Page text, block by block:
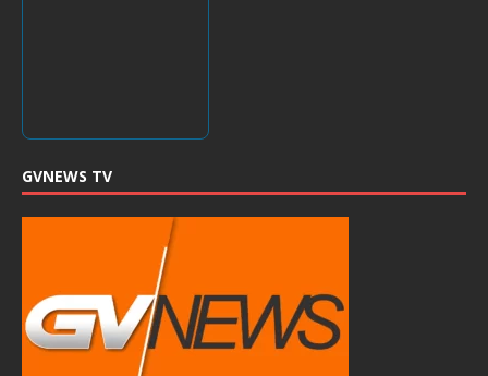
GVNEWS TV